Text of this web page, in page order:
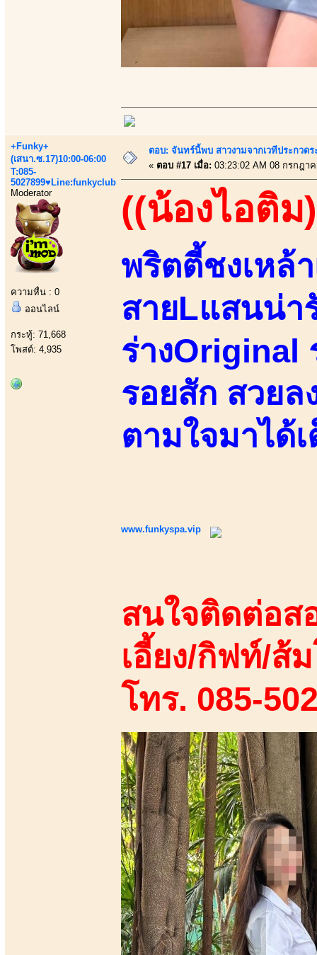
+Funky+
(เสนา.ซ.17)10:00-06:00
T:085-
5027899♥Line:funkyclub
Moderator
ความหื่น : 0
ออนไลน์
กระทู้: 71,668
โพสต์: 4,935
ตอบ: จันทร์นี้พบ สาวงามจากเวทีประกวด
« ตอบ #17 เมื่อ: 03:23:02 AM 08 กรกฎา
((น้องไอติม
พริตตี้ชงเหล้
สายLแสนน่า
ร่างOriginal
รอยสัก สวย
ตามใจมาได้
www.funkyspa.vip
สนใจติดต่อส
เอี้ยง/กิฟท์/ส้
โทร. 085-